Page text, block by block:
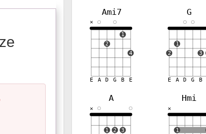
Ami7
E A D G B E
✕
2
1
4
G
E A D G B
2
1
3
A
✕
1 2 3
Hmi
✕
1